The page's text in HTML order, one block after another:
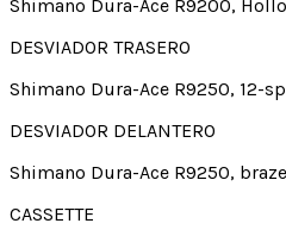
Shimano Dura-Ace R9200,
DESVIADOR TRASERO
Shimano Dura-Ace R9250, 12-
DESVIADOR DELANTERO
Shimano Dura-Ace R9250,
CASSETTE